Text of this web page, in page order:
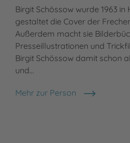
Birgit Schössow wurde 1963
gestaltet die Cover der
Außerdem macht sie
Presseillustrationen und
Birgit Schössow damit schon
und…
Mehr zur Person
Birgit Schössow